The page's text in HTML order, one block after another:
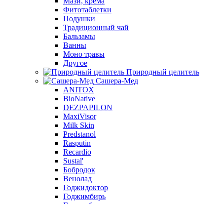
Фитотаблетки
Подушки
Традиционный чай
Бальзамы
Ванны
Моно травы
Другое
Природный целитель
Сашера-Мед
ANITOX
BioNative
DEZPAPILON
MaxiVisor
Milk Skin
Predstanol
Rasputin
Recardio
Sustal'
Бобродок
Венолад
Годжидоктор
Годжимбирь